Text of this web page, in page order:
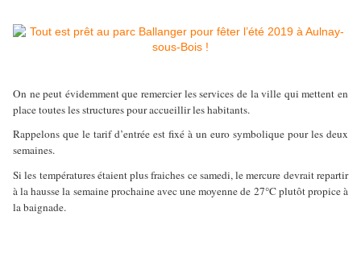
On ne peut évidemment que remercier les services de la ville qui mettent en
place toutes les structures pour accueillir les habitants.
Rappelons que le tarif d’entrée est fixé à un euro symbolique pour les deux
semaines.
Si les températures étaient plus fraiches ce samedi, le mercure devrait repartir
à la hausse la semaine prochaine avec une moyenne de 27°C plutôt propice à
la baignade.